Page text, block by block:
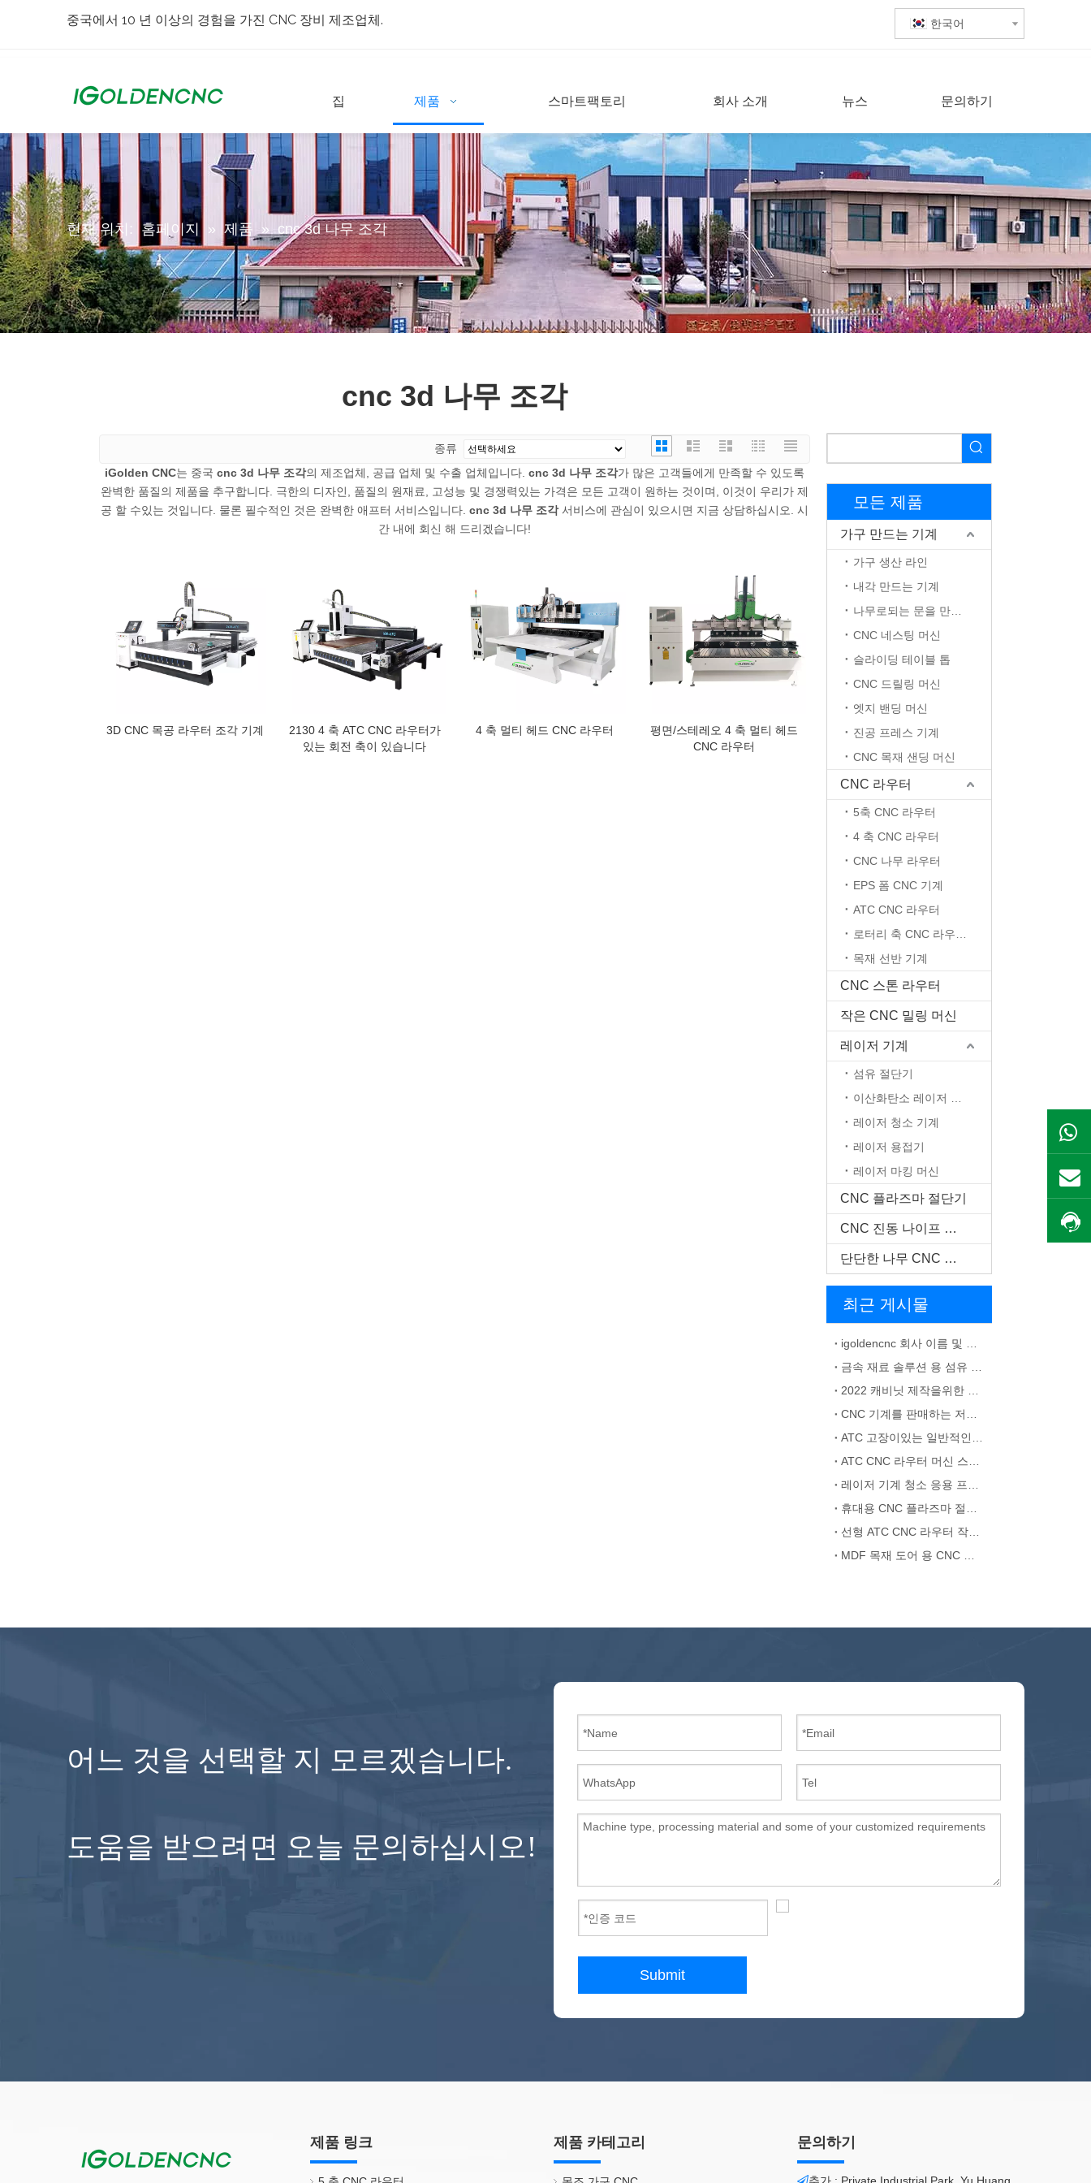
중국에서 10 년 이상의 경험을 가진 CNC 장비 제조업체. 한국어
집 제품 스마트팩토리 회사 소개 뉴스 문의하기
현재 위치: 홈페이지 » 제품 » cnc 3d 나무 조각
cnc 3d 나무 조각
종류
iGolden CNC는 중국 cnc 3d 나무 조각의 제조업체, 공급 업체 및 수출 업체입니다. cnc 3d 나무 조각가 많은 고객들에게 만족할 수 있도록
완벽한 품질의 제품을 추구합니다. 극한의 디자인, 품질의 원재료, 고성능 및 경쟁력있는 가격은 모든 고객이 원하는 것이며, 이것이 우리가 제
공 할 수있는 것입니다. 물론 필수적인 것은 완벽한 애프터 서비스입니다. cnc 3d 나무 조각서비스에 관심이 있으시면 지금 상담하십시오. 시
간 내에 회신 해 드리겠습니다!
3D CNC 목공 라우터 조각 기계
2130 4 축 ATC CNC 라우터가
있는 회전 축이 있습니다
4 축 멀티 헤드 CNC 라우터
평면/스테레오 4 축 멀티 헤드
CNC 라우터
모든 제품
가구 만드는 기계
가구 생산 라인
내각 만드는 기계
CNC 네스팅 머신
슬라이딩 테이블 톱
CNC 드릴링 머신
엣지 밴딩 머신
진공 프레스 기계
CNC 목재 샌딩 머신
CNC 라우터
5축 CNC 라우터
4 축 CNC 라우터
CNC 나무 라우터
EPS 폼 CNC 기계
ATC CNC 라우터
목재 선반 기계
CNC 스톤 라우터
작은 CNC 밀링 머신
레이저 기계
섬유 절단기
레이저 청소 기계
레이저 용접기
레이저 마킹 머신
CNC 플라즈마 절단기
CNC 진동 나이프 커터
단단한 나무 CNC 기계
최근 게시물
어느 것을 선택할 지 모르겠습니다.
도움을 받으려면 오늘 문의하십시오!
Submit
제품 링크 제품 카테고리 문의하기
